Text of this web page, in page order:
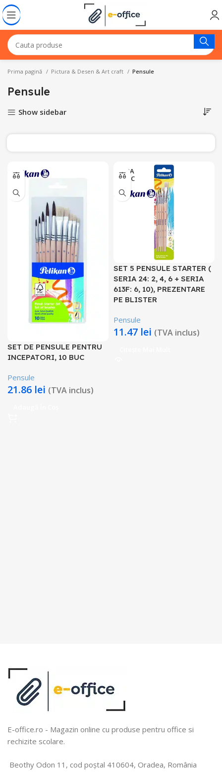
Prima pagină Pictura & Desen & Art craft Pensule
Pensule
Show sidebar
SET DE PENSULE PENTRU
INCEPATORI, 10 BUC
Pensule
21.86 lei (TVA inclus)
FARA
STOC
SET 5 PENSULE STARTER (
SERIA 24: 2, 4, 6 + SERIA
613F: 6, 10), PREZENTARE
PE BLISTER
Pensule
11.47 lei (TVA inclus)
E-office.ro - Magazin online cu produse pentru office si
rechizite scolare.
Beothy Odon 11, cod poștal 410604, Oradea, România